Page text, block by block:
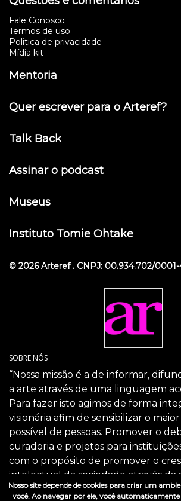
Fale Conosco
Termos de uso
Politica de privacidade
Mídia kit
Mentoria
Quer escrever para o Arteref?
Talk Back
Assinar o podcast
Museus
Instituto Tomie Ohtake
© 2026 Arteref . CNPJ: 00.934.702/0001-
SOBRE NÓS
“Nossa missão é a de informar,
a arte através de uma linguagem
Para fazer isto agimos de forma
visionária afim de sensibilizar o
possível de pessoas. Promover o
curadoria e projetos para
com o propósito de promover o
intelectual da sociedade através da
SIGA-NOS
Nosso site depende de cookies para criar um
você. Ao navegar por ele, você